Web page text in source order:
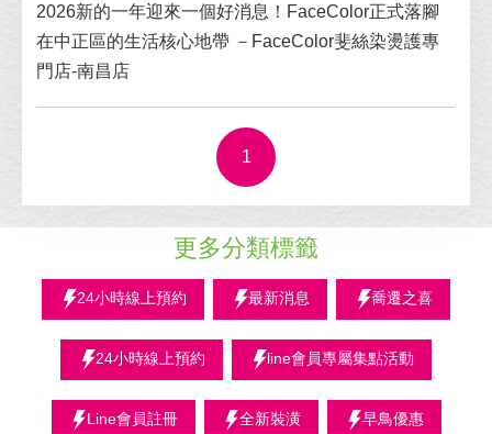
2026新的一年迎來一個好消息！FaceColor正式落腳
在中正區的生活核心地帶 －FaceColor斐絲染燙護專
門店-南昌店
1
更多分類標籤
24小時線上預約 最新消息 喬遷之喜
24小時線上預約 line會員專屬集點活動
Line會員註冊 全新裝潢 早鳥優惠